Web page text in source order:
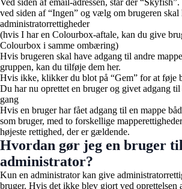
ved siden af “Ingen” og vælg om brugeren skal
administratorrettigheder
(hvis I har en Colourbox-aftale, kan du give
Colourbox i samme ombæring)
Hvis brugeren skal have adgang til andre
gruppen, kan du tilføje dem her.
Hvis ikke, klikker du blot på “Gem” for at føje
Du har nu oprettet en bruger og givet adgang til
gang
Hvis en bruger har fået adgang til en mappe
som bruger, med to forskellige
højeste rettighed, der er gældende.
Hvordan gør jeg en bruger til
administrator?
Kun en administrator kan give
bruger. Hvis det ikke blev gjort ved oprettelsen